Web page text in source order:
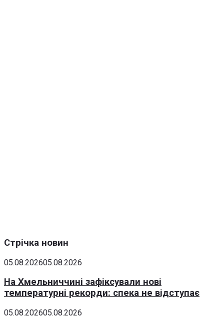
Стрічка новин
05.08.202605.08.2026
На Хмельниччині зафіксували нові
температурні рекорди: спека не відступає
05.08.202605.08.2026